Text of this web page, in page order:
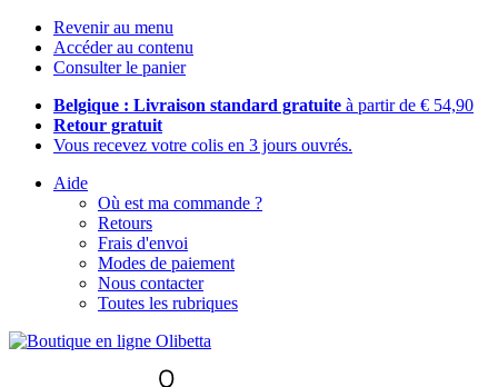
Revenir au menu
Accéder au contenu
Consulter le panier
Belgique : Livraison standard gratuite à partir de € 54,90
Retour gratuit
Vous recevez votre colis en 3 jours ouvrés.
Aide
Où est ma commande ?
Retours
Frais d'envoi
Modes de paiement
Nous contacter
Toutes les rubriques